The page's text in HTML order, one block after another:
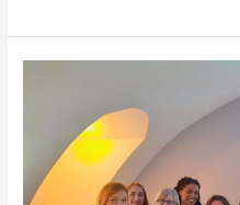
Overcome,
όπως